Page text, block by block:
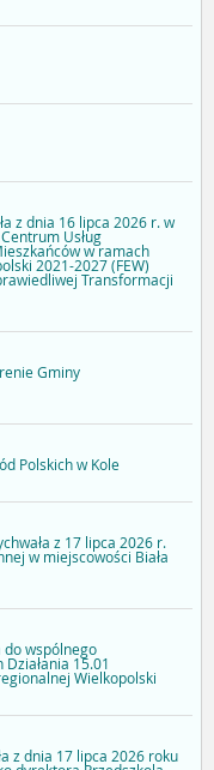
z dnia 16 lipca 2026 r. w
Usług
w ramach
2021-2027 (FEW)
Transformacji
Gminy
Polskich w Kole
z 17 lipca 2026 r.
w miejscowości Biała
do wspólnego
15.01
Wielkopolski
z dnia 17 lipca 2026 roku